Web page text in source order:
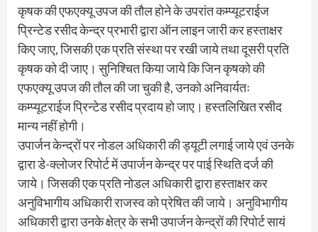
कृषक की एफएक्यू उपज की तौल होने के उपरांत कम्प्यूटराईज
प्रिन्टेड रसीद केन्द्र प्रभारी द्वारा ऑन लाइन जारी कर हस्ताक्षर
किए जाए, जिसकी एक प्रति संस्था पर रखी जाये तथा दूसरी प्रति
कृषक को दी जाए। सुनिश्चित किया जाये कि जिन कृषको की
एफएक्यू उपज की तौल की जा चुकी है, उनको अनिवार्यतः
कम्प्यूटराईज प्रिन्टेड रसीद प्रदाय हो जाए। हस्तलिखित रसीद
मान्य नहीं होगी।
उपार्जन केन्द्रों पर नोडल अधिकारी की ड्यूटी लगाई जाये एवं उनके
द्वारा डे-क्लोजर रिपोर्ट में उपार्जन केन्द्र पर पाई स्थिति दर्ज की
जाये। जिसकी एक प्रति नोडल अधिकारी द्वारा हस्ताक्षर कर
अनुविभागीय अधिकारी राजस्व को प्रेषित की जाये। अनुविभागीय
अधिकारी द्वारा उनके क्षेत्र के सभी उपार्जन केन्द्रों की रिपोर्ट सायं